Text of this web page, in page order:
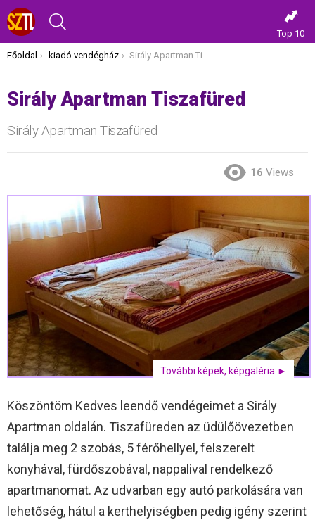
Top 10
Itt vagy most:
Főoldal kiadó vendégház Sirály Apartman Tiszafüred
Sirály Apartman Tiszafüred
Sirály Apartman Tiszafüred
16 Views
További képek, képgaléria ►
Köszöntöm Kedves leendő vendégeimet a Sirály
Apartman oldalán. Tiszafüreden az üdülőövezetben
találja meg 2 szobás, 5 férőhellyel, felszerelt
konyhával, fürdőszobával, nappalival rendelkező
apartmanomat. Az udvarban egy autó parkolására van
lehetőség, hátul a kerthelyiségben pedig igény szerint